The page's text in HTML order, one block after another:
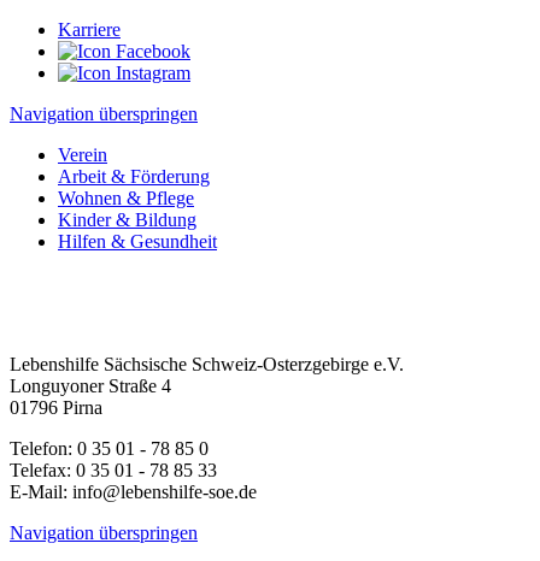
Karriere
Navigation überspringen
Verein
Arbeit & Förderung
Wohnen & Pflege
Kinder & Bildung
Hilfen & Gesundheit
Lebenshilfe Sächsische Schweiz-Osterzgebirge e.V.
Longuyoner Straße 4
01796 Pirna
Telefon: 0 35 01 - 78 85 0
Telefax: 0 35 01 - 78 85 33
E-Mail: info@lebenshilfe-soe.de
Navigation überspringen